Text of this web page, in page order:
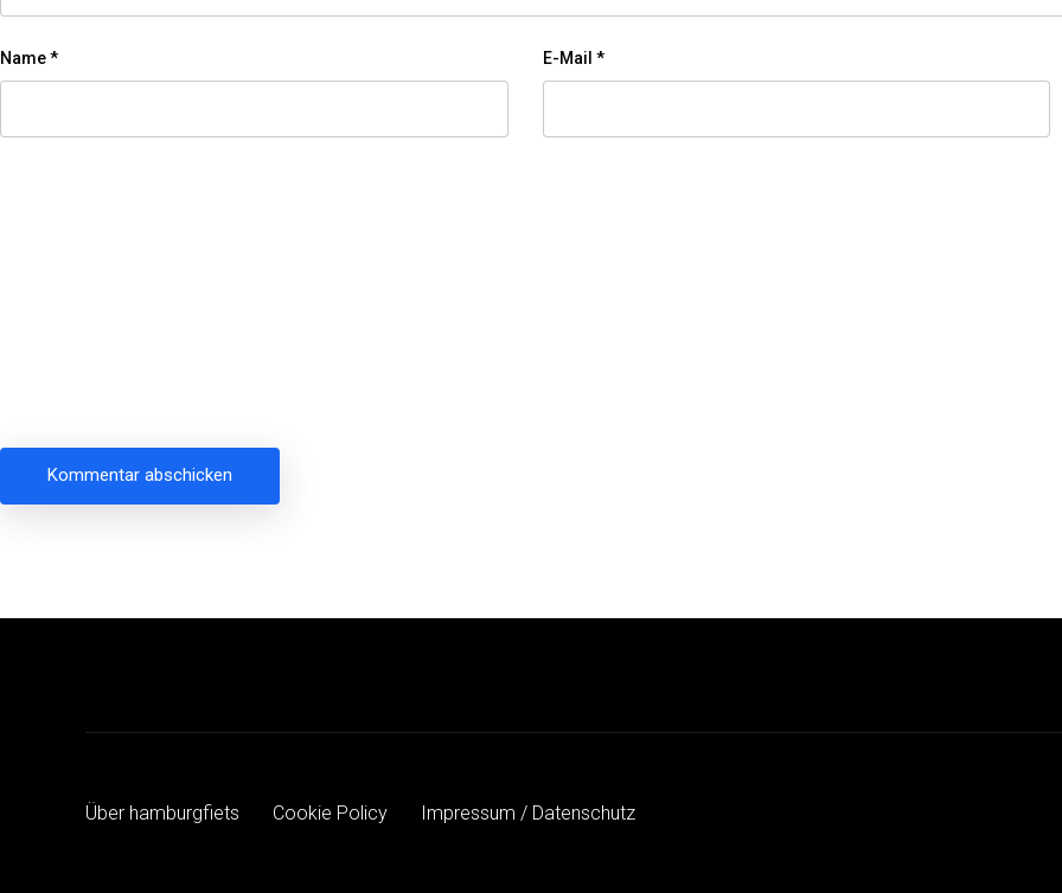
Name* E-Mail *
Über hamburgfiets Cookie Policy Impressum / Datenschutz